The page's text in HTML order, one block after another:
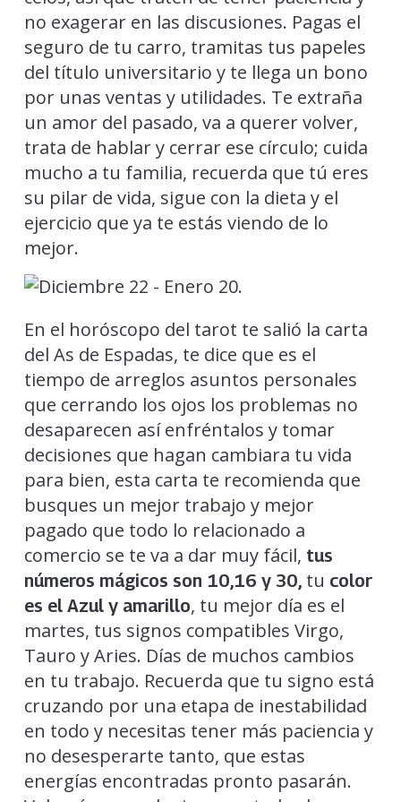
no exagerar en las discusiones. Pagas el
seguro de tu carro, tramitas tus papeles
del título universitario y te llega un bono
por unas ventas y utilidades. Te extraña
un amor del pasado, va a querer volver,
trata de hablar y cerrar ese círculo; cuida
mucho a tu familia, recuerda que tú eres
su pilar de vida, sigue con la dieta y el
ejercicio que ya te estás viendo de lo
mejor.
En el horóscopo del tarot te salió la carta
del As de Espadas, te dice que es el
tiempo de arreglos asuntos personales
que cerrando los ojos los problemas no
desaparecen así enfréntalos y tomar
decisiones que hagan cambiara tu vida
para bien, esta carta te recomienda que
busques un mejor trabajo y mejor
pagado que todo lo relacionado a
comercio se te va a dar muy fácil, tus
números mágicos son 10,16 y 30,tu color
es el Azul y amarillo, tu mejor día es el
martes, tus signos compatibles Virgo,
Tauro y Aries. Días de muchos cambios
en tu trabajo. Recuerda que tu signo está
cruzando por una etapa de inestabilidad
en todo y necesitas tener más paciencia y
no desesperarte tanto, que estas
energías encontradas pronto pasarán.